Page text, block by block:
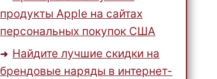
продукты Apple на сайтах
персональных покупок США
Найдите лучшие скидки на
брендовые наряды в интернет-